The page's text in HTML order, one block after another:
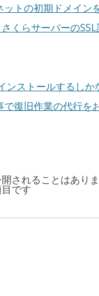
ットの初期ドメイン
くらサーバーの
ンストールするしか
で復旧作業の代行を
されることはありま
です